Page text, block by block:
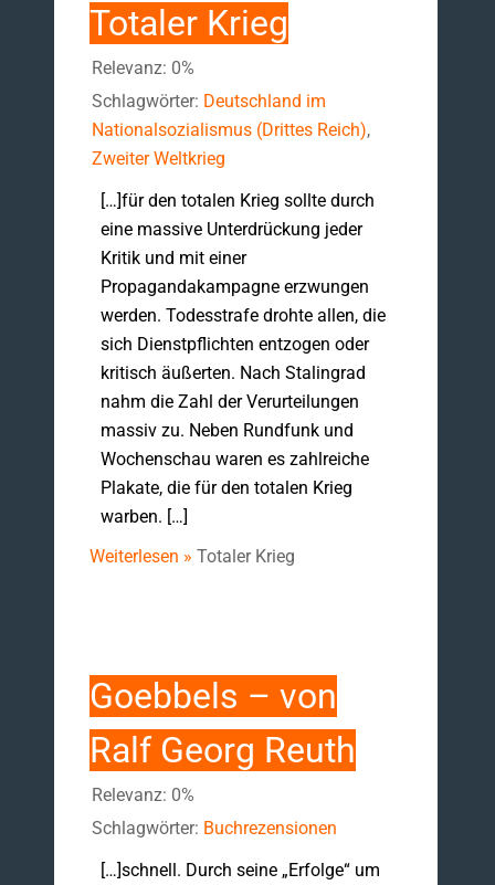
Totaler Krieg
Relevanz: 0%
Schlagwörter: Deutschland im
Nationalsozialismus (Drittes Reich),
Zweiter Weltkrieg
[…]für den totalen Krieg sollte durch
eine massive Unterdrückung jeder
Kritik und mit einer
Propagandakampagne erzwungen
werden. Todesstrafe drohte allen, die
sich Dienstpflichten entzogen oder
kritisch äußerten. Nach Stalingrad
nahm die Zahl der Verurteilungen
massiv zu. Neben Rundfunk und
Wochenschau waren es zahlreiche
Plakate, die für den totalen Krieg
warben. […]
Weiterlesen » Totaler Krieg
Goebbels – von
Ralf Georg Reuth
Relevanz: 0%
Schlagwörter: Buchrezensionen
[…]schnell. Durch seine „Erfolge“ um